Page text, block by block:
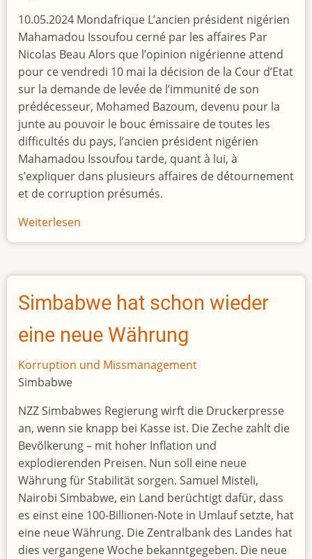
10.05.2024 Mondafrique L’ancien président nigérien
Mahamadou Issoufou cerné par les affaires Par
Nicolas Beau Alors que l’opinion nigérienne attend
pour ce vendredi 10 mai la décision de la Cour d’Etat
sur la demande de levée de l’immunité de son
prédécesseur, Mohamed Bazoum, devenu pour la
junte au pouvoir le bouc émissaire de toutes les
difficultés du pays, l’ancien président nigérien
Mahamadou Issoufou tarde, quant à lui, à
s’expliquer dans plusieurs affaires de détournement
et de corruption présumés.
Weiterlesen
L’ancien
nigérien
Mahamadou
Issoufou
cerné
par
les
Simbabwe hat schon wieder
eine neue Währung
Korruption und Missmanagement
Simbabwe
NZZ Simbabwes Regierung wirft die Druckerpresse
an, wenn sie knapp bei Kasse ist. Die Zeche zahlt die
Bevölkerung – mit hoher Inflation und
explodierenden Preisen. Nun soll eine neue
Währung für Stabilität sorgen. Samuel Misteli,
Nairobi Simbabwe, ein Land berüchtigt dafür, dass
es einst eine 100-Billionen-Note in Umlauf setzte, hat
eine neue Währung. Die Zentralbank des Landes hat
dies vergangene Woche bekanntgegeben. Die neue